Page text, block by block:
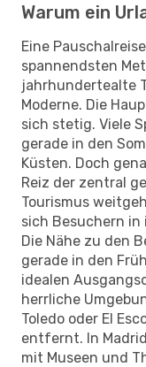
Warum ein
Eine
spannendsten
jahrhundertealte
Moderne. Die
sich stetig. Viele
gerade in den
Küsten. Doch
Reiz der zentral
Tourismus
sich Besuchern in
Die Nähe zu den
gerade in den
idealen
herrliche
Toledo oder El
entfernt. In
mit Museen und